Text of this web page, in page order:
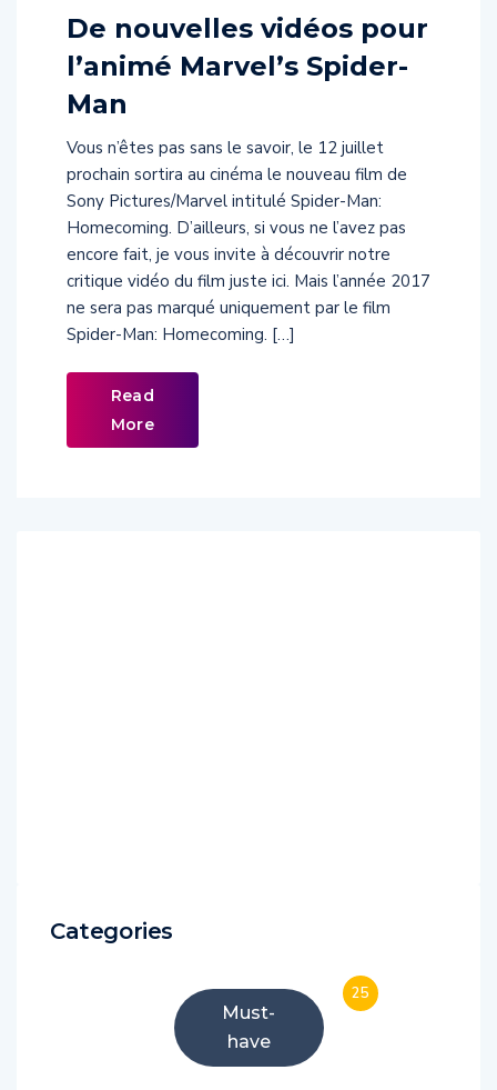
De nouvelles vidéos pour
l’animé Marvel’s Spider-
Man
Vous n’êtes pas sans le savoir, le 12 juillet
prochain sortira au cinéma le nouveau film de
Sony Pictures/Marvel intitulé Spider-Man:
Homecoming. D’ailleurs, si vous ne l’avez pas
encore fait, je vous invite à découvrir notre
critique vidéo du film juste ici. Mais l’année 2017
ne sera pas marqué uniquement par le film
Spider-Man: Homecoming. […]
Read
More
Categories
Must-
have
25